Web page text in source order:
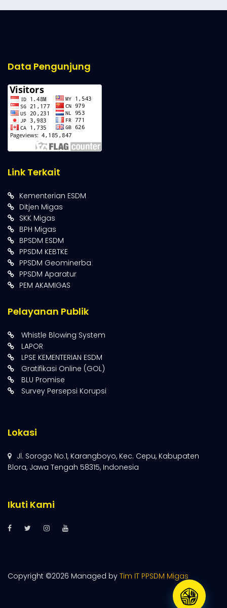
Data Pengunjung
Link Terkait
Kementerian ESDM
Ditjen Migas
SKK Migas
BPH Migas
BPSDM ESDM
PPSDM KEBTKE
PPSDM Geominerba
PPSDM Aparatur
PEM AKAMIGAS
Pelayanan Publik
Whistle Blowing System
LAPOR
LPSE KEMENTERIAN ESDM
Gratifikasi Online (GOL)
BLU Promise
Survey Persepsi Korupsi
Lokasi
Jl. Sorogo No.1, Karangboyo, Kec. Cepu, Kabupaten
Blora, Jawa Tengah 58315, Indonesia
Ikuti Kami
Copyright ©2026 Managed by Tim IT PPSDM Migas